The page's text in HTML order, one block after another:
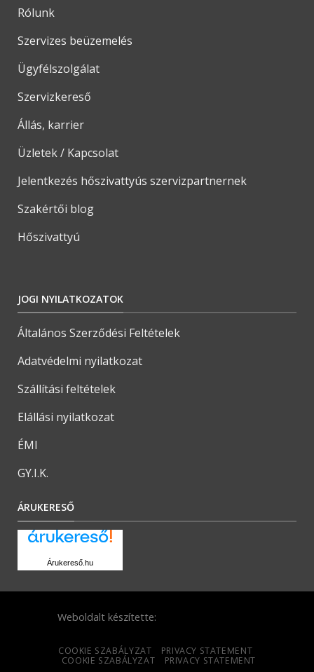
Rólunk
Szervizes beüzemelés
Ügyfélszolgálat
Szervizkereső
Állás, karrier
Üzletek / Kapcsolat
Jelentkezés hőszivattyús szervizpartnernek
Szakértői blog
Hőszivattyú
JOGI NYILATKOZATOK
Általános Szerződési Feltételek
Adatvédelmi nyilatkozat
Szállítási feltételek
Elállási nyilatkozat
ÉMI
GY.I.K.
ÁRUKERESŐ
Árukereső.hu
Weboldalt készítette:
COOKIE SZABÁLYZAT
PRIVACY STATEMENT
COOKIE SZABÁLYZAT
PRIVACY STATEMENT